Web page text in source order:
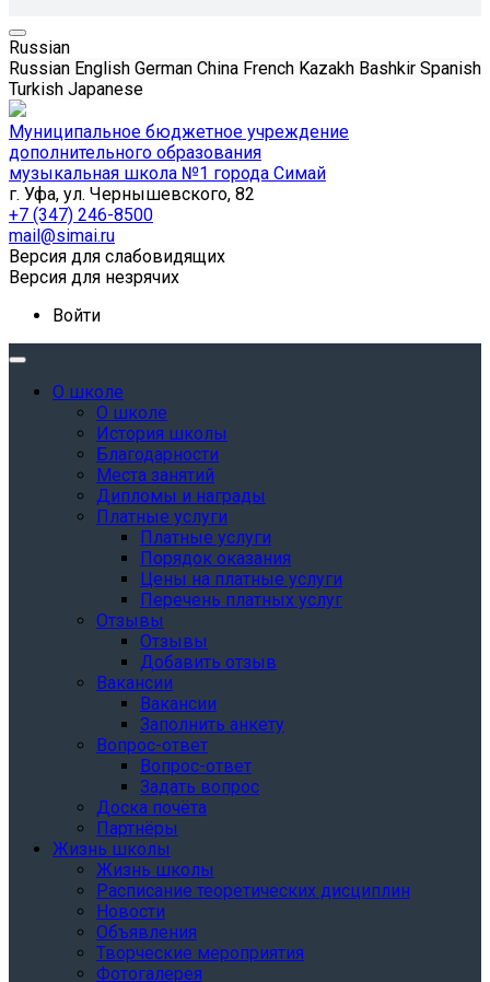
Russian
Russian English German China French Kazakh Bashkir Spanish
Turkish Japanese
Муниципальное бюджетное учреждение
дополнительного образования
музыкальная школа №1 города Симай
г. Уфа, ул. Чернышевского, 82
+7 (347) 246-8500
mail@simai.ru
Версия для слабовидящих
Версия для незрячих
Войти
О школе
О школе
История школы
Благодарности
Места занятий
Дипломы и награды
Платные услуги
Платные услуги
Порядок оказания
Цены на платные услуги
Перечень платных услуг
Отзывы
Отзывы
Добавить отзыв
Вакансии
Вакансии
Заполнить анкету
Вопрос-ответ
Вопрос-ответ
Задать вопрос
Доска почёта
Партнёры
Жизнь школы
Жизнь школы
Расписание теоретических дисциплин
Новости
Объявления
Творческие мероприятия
Фотогалерея